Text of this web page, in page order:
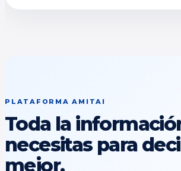
PLATAFORMA AMITAI
Toda la
necesitas para
mejor.